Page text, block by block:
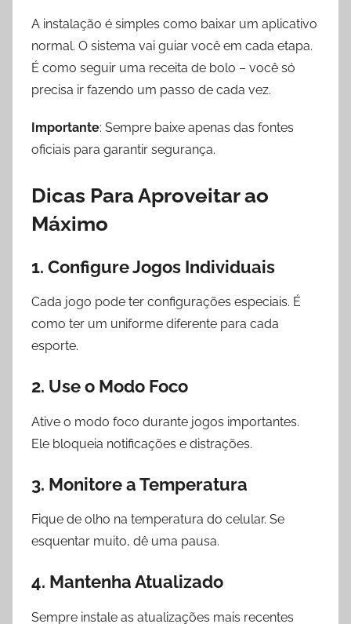
A instalação é simples como baixar um aplicativo
normal. O sistema vai guiar você em cada etapa.
É como seguir uma receita de bolo – você só
precisa ir fazendo um passo de cada vez.
Importante: Sempre baixe apenas das fontes
oficiais para garantir segurança.
Dicas Para Aproveitar ao
Máximo
1. Configure Jogos Individuais
Cada jogo pode ter configurações especiais. É
como ter um uniforme diferente para cada
esporte.
2. Use o Modo Foco
Ative o modo foco durante jogos importantes.
Ele bloqueia notificações e distrações.
3. Monitore a Temperatura
Fique de olho na temperatura do celular. Se
esquentar muito, dê uma pausa.
4. Mantenha Atualizado
Sempre instale as atualizações mais recentes